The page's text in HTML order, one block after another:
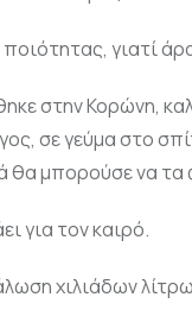
γιατί
στην Κορώνη,
σε γεύμα στο
μπορούσε να τα
για τον καιρό.
χιλιάδων